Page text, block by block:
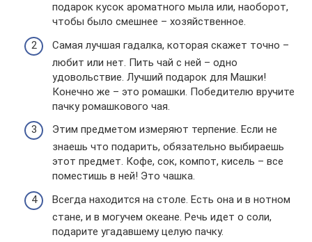
подарок кусок ароматного мыла или, наоборот,
чтобы было смешнее – хозяйственное.
Самая лучшая гадалка, которая скажет точно –
любит или нет. Пить чай с ней – одно
удовольствие. Лучший подарок для Машки!
Конечно же – это ромашки. Победителю вручите
пачку ромашкового чая.
Этим предметом измеряют терпение. Если не
знаешь что подарить, обязательно выбираешь
этот предмет. Кофе, сок, компот, кисель – все
поместишь в ней! Это чашка.
Всегда находится на столе. Есть она и в нотном
стане, и в могучем океане. Речь идет о соли,
подарите угадавшему целую пачку.